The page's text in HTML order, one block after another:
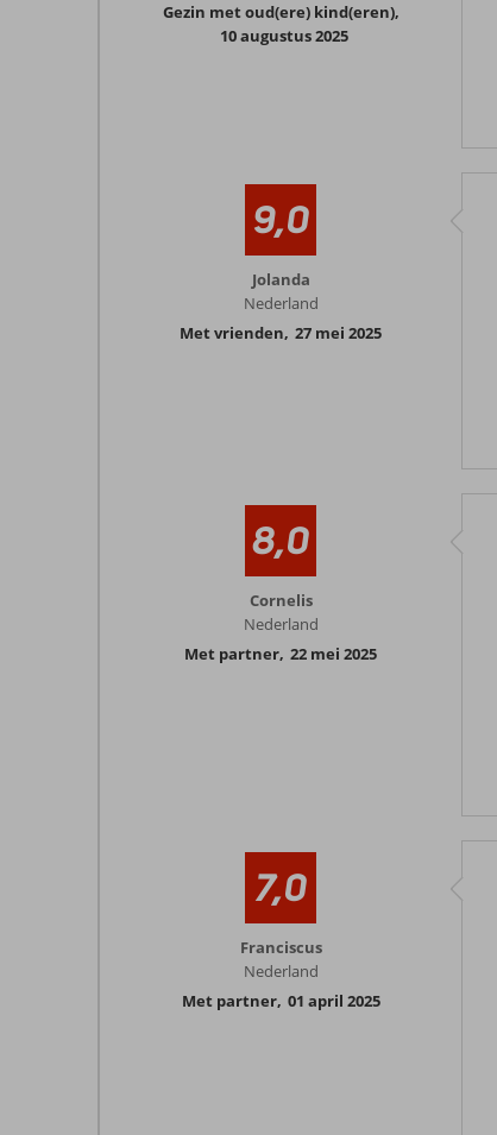
Gezin met oud(ere) kind(eren),
10 augustus 2025
9,0
Jolanda
Nederland
Met vrienden, 27 mei 2025
8,0
Cornelis
Nederland
Met partner, 22 mei 2025
7,0
Franciscus
Nederland
Met partner, 01 april 2025